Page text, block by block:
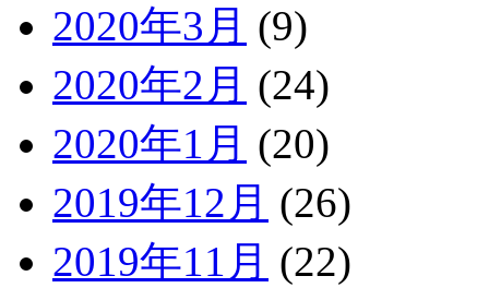
2020年3月 (9)
2020年2月 (24)
2020年1月 (20)
2019年12月 (26)
2019年11月 (22)